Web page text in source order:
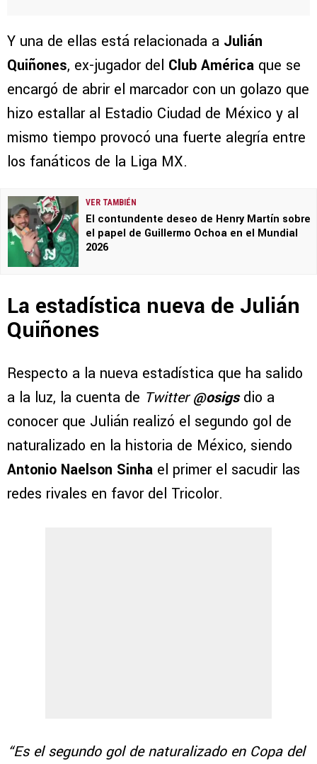
Y una de ellas está relacionada a Julián
Quiñones, ex-jugador del Club América que se
encargó de abrir el marcador con un golazo que
hizo estallar al Estadio Ciudad de México y al
mismo tiempo provocó una fuerte alegría entre
los fanáticos de la Liga MX.
VER TAMBIÉN
El contundente deseo de Henry Martín sobre
el papel de Guillermo Ochoa en el Mundial
2026
La estadística nueva de Julián
Quiñones
Respecto a la nueva estadística que ha salido
a la luz, la cuenta de Twitter@osigsdio a
conocer que Julián realizó el segundo gol de
naturalizado en la historia de México, siendo
Antonio Naelson Sinha el primer el sacudir las
redes rivales en favor del Tricolor.
“Es el segundo gol de naturalizado en Copa del